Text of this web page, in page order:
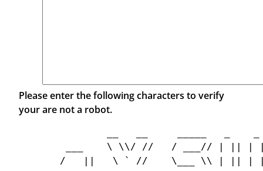
Please enter the following characters to verify
your are not a robot.
___    \ \\/ //   / ___// | || |
/   ||   \ ` //    \___ \\ | ||